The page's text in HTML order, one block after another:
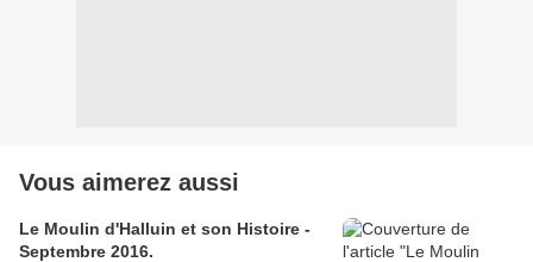
Vous aimerez aussi
Le Moulin d'Halluin et son Histoire -
Septembre 2016.